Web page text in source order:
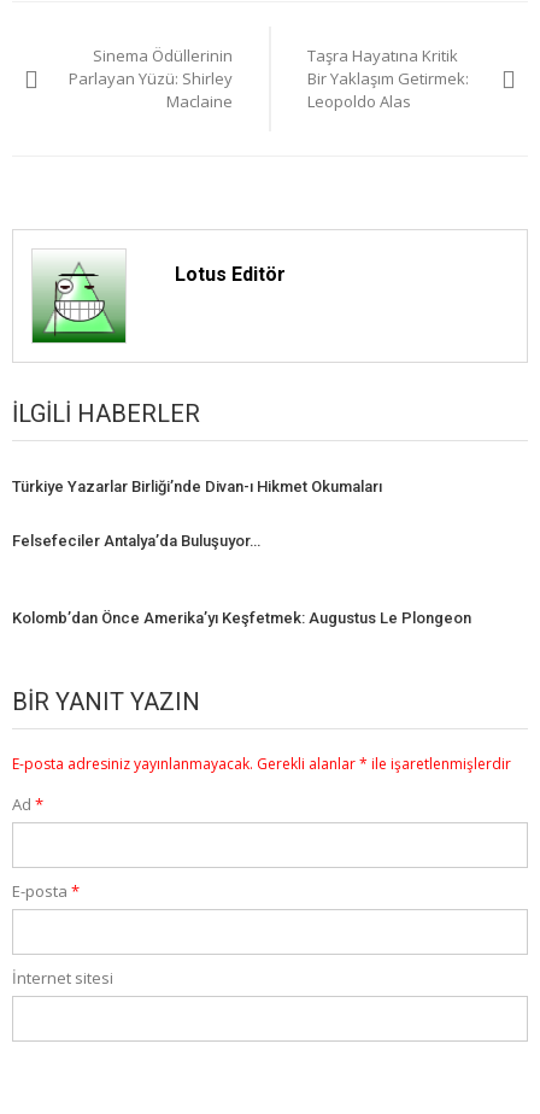
gezinmesi
Sinema Ödüllerinin
Parlayan Yüzü: Shirley
Maclaine
Taşra Hayatına Kritik
Bir Yaklaşım Getirmek:
Leopoldo Alas
Lotus Editör
İLGILI HABERLER
Türkiye Yazarlar Birliği’nde Divan-ı Hikmet Okumaları
Felsefeciler Antalya’da Buluşuyor…
Kolomb’dan Önce Amerika’yı Keşfetmek: Augustus Le Plongeon
BIR YANIT YAZIN
E-posta adresiniz yayınlanmayacak. Gerekli alanlar* ile işaretlenmişlerdir
Ad *
E-posta *
İnternet sitesi